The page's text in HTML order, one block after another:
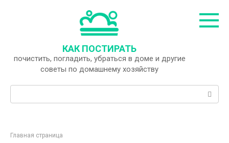
КАК ПОСТИРАТЬ
почистить, погладить, убраться в доме и другие
советы по домашнему хозяйству
Главная страница